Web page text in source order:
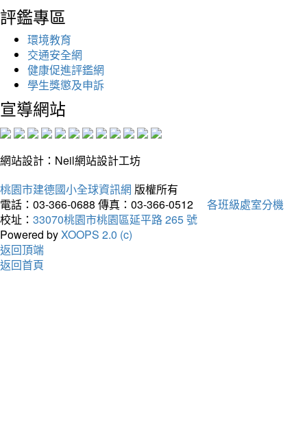
評鑑專區
環境教育
交通安全網
健康促進評鑑網
學生獎懲及申訴
宣導網站
網站設計：Neil網站設計工坊
桃園市建德國小全球資訊網 版權所有
電話：03-366-0688 傳真：03-366-0512
各班級處室分機
校址： 33070桃園市桃園區延平路 265 號
Powered byXOOPS 2.0 (c)
返回頂端
返回首頁